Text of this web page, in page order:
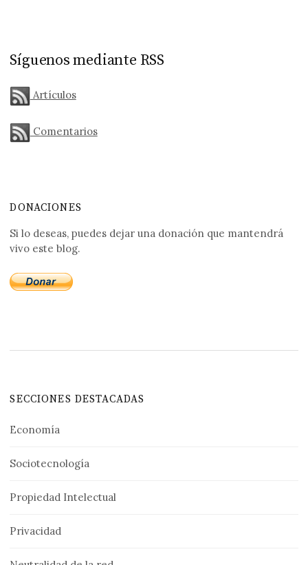
Síguenos mediante RSS
Artículos
Comentarios
DONACIONES
Si lo deseas, puedes dejar una donación que mantendrá
vivo este blog.
SECCIONES DESTACADAS
Economía
Sociotecnología
Propiedad Intelectual
Privacidad